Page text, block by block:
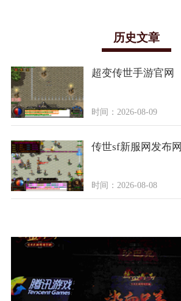
历史文章
超变传世手游官网
时间：2026-08-09
传世sf新服网发布网
时间：2026-08-08